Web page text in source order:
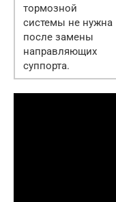
тормозной
системы не нужна
после замены
направляющих
суппорта.